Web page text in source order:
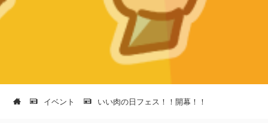
イベント いい肉の日フェス！！開幕！！